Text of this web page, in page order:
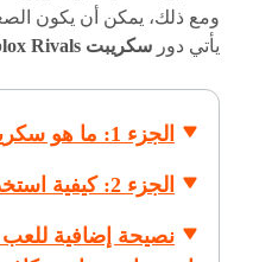
ومع ذلك، يمكن أن يكون
يأتي دور سكريبت Roblox Rivals
الجزء 1: ما هو سكريبت Roblox Rivals وتطوره
الجزء 2: كيفية استخدام سكريبت Rival؟
نصيحة إضافية للعب